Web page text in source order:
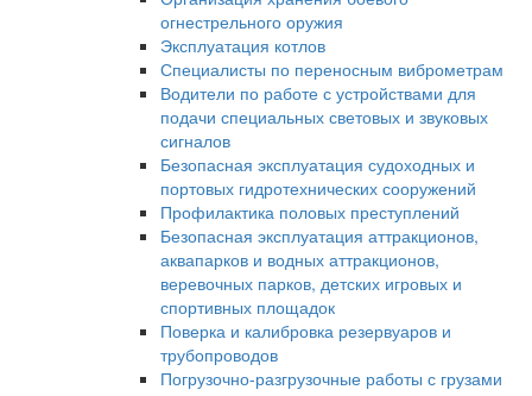
огнестрельного оружия
Эксплуатация котлов
Специалисты по переносным виброметрам
Водители по работе с устройствами для
подачи специальных световых и звуковых
сигналов
Безопасная эксплуатация судоходных и
портовых гидротехнических сооружений
Профилактика половых преступлений
Безопасная эксплуатация аттракционов,
аквапарков и водных аттракционов,
веревочных парков, детских игровых и
спортивных площадок
Поверка и калибровка резервуаров и
трубопроводов
Погрузочно-разгрузочные работы с грузами